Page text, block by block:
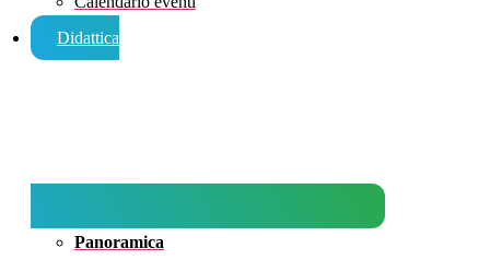
Didattica
Panoramica